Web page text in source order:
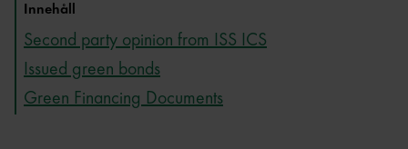
Innehåll
Second party opinion from ISS ICS
Issued green bonds
Green Financing Documents